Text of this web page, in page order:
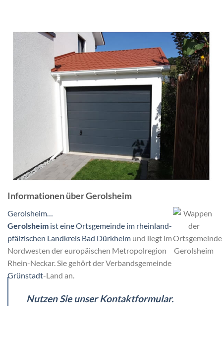
Informationen über Gerolsheim
Gerolsheim…
Gerolsheim ist eine Ortsgemeinde im rheinland-
pfälzischen Landkreis Bad Dürkheim und liegt im
Nordwesten der europäischen Metropolregion
Rhein-Neckar. Sie gehört der Verbandsgemeinde
Grünstadt-Land an.
Nutzen Sie unser Kontaktformular.